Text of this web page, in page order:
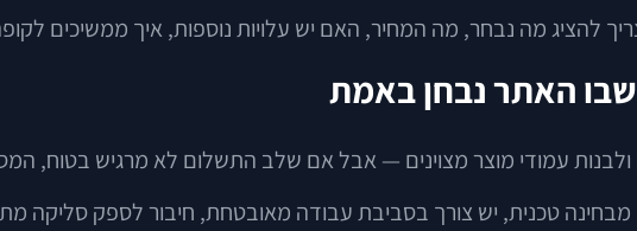
להציג מה נבחר, מה המחיר, האם יש עלויות נוספות, איך ממשיכים
האתר נבחן באמת
ולבנות עמודי מוצר מצוינים — אבל אם שלב התשלום לא מרגיש בטוח,
מבחינה טכנית, יש צורך בסביבת עבודה מאובטחת, חיבור לספק סליקה